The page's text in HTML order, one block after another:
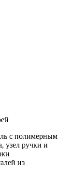
с полимерным
узел ручки и
из